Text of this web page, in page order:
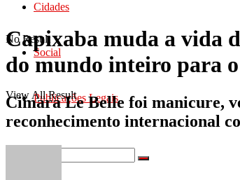
Cidades
Social
Publicações Legais
No Result
View All Result
Capixaba muda a vida
do mundo inteiro para
Cimara Le Belle foi manicure,
reconhecimento internacional